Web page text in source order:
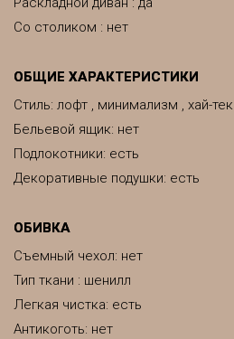
Со столиком : нет
ОБЩИЕ ХАРАКТЕРИСТИКИ
Стиль: лофт , минимализм , хай-тек
Бельевой ящик: нет
Подлокотники: есть
Декоративные подушки: есть
ОБИВКА
Съемный чехол: нет
Тип ткани : шенилл
Легкая чистка: есть
Антикоготь: нет